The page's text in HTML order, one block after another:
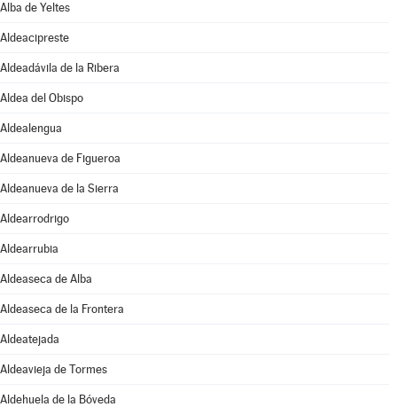
Alba de Yeltes
Aldeacipreste
Aldeadávila de la Ribera
Aldea del Obispo
Aldealengua
Aldeanueva de Figueroa
Aldeanueva de la Sierra
Aldearrodrigo
Aldearrubia
Aldeaseca de Alba
Aldeaseca de la Frontera
Aldeatejada
Aldeavieja de Tormes
Aldehuela de la Bóveda